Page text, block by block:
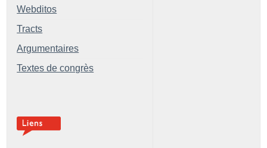
Webditos
Tracts
Argumentaires
Textes de congrès